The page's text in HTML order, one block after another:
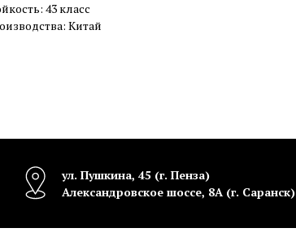
43 класс
Китай
ул. Пушкина, 45 (г. Пенза)
Александровское шоссе, 8А (г. Саранск)